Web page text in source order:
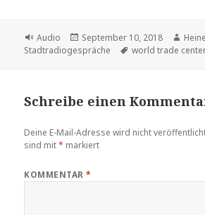
Format
Audio
Veröffentlicht
am
September 10, 2018 Autor
Stadtradiogespräche
Schlagwörter
world trade center
Schreibe einen
Deine E-Mail-Adresse wird nicht
sind mit* markiert
KOMMENTAR*